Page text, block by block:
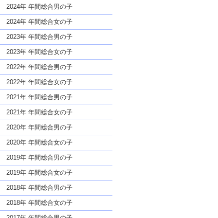
名前であっても奇抜すぎない
2024年 年間総合男の子
2024年 年間総合女の子
2023年 年間総合男の子
2023年 年間総合女の子
2022年 年間総合男の子
2022年 年間総合女の子
2021年 年間総合男の子
2021年 年間総合女の子
2020年 年間総合男の子
2020年 年間総合女の子
2019年 年間総合男の子
2019年 年間総合女の子
2018年 年間総合男の子
2018年 年間総合女の子